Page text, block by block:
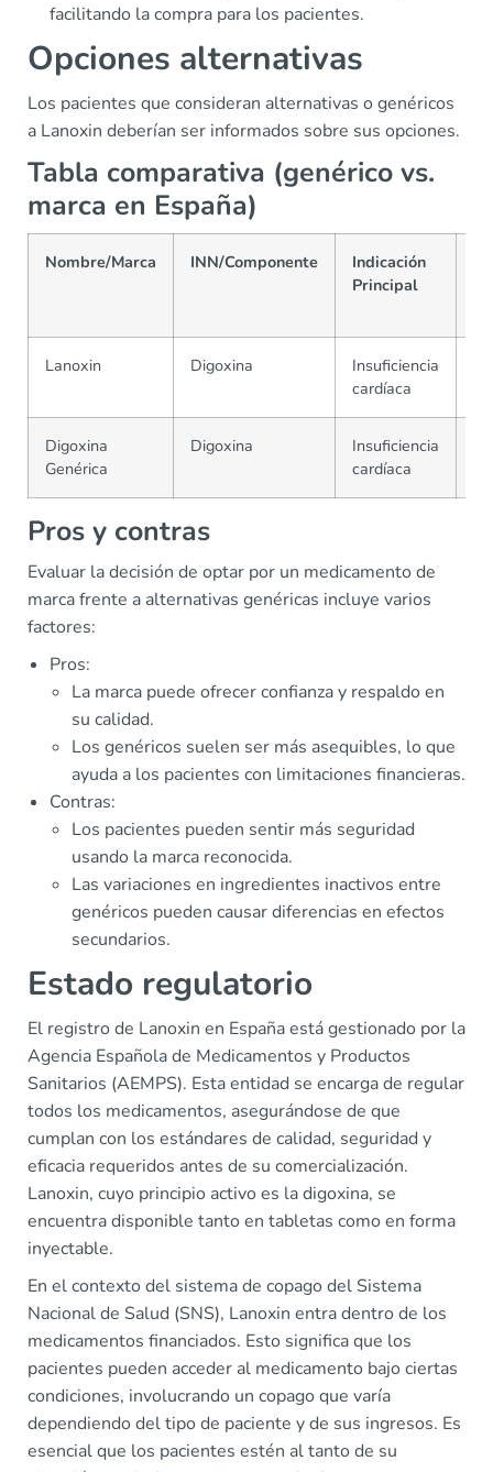
facilitando la compra para los pacientes.
Opciones alternativas
Los pacientes que consideran alternativas o genéricos
a Lanoxin deberían ser informados sobre sus opciones.
Tabla comparativa (genérico vs.
marca en España)
Nombre/Marca INN/Componente
Indicación
Principal
Lanoxin Digoxina
Insuficiencia
cardíaca
Digoxina
Genérica
Digoxina
Insuficiencia
cardíaca
Pros y contras
Evaluar la decisión de optar por un medicamento de
marca frente a alternativas genéricas incluye varios
factores:
Pros:
La marca puede ofrecer confianza y respaldo en
su calidad.
Los genéricos suelen ser más asequibles, lo que
ayuda a los pacientes con limitaciones financieras.
Contras:
Los pacientes pueden sentir más seguridad
usando la marca reconocida.
Las variaciones en ingredientes inactivos entre
genéricos pueden causar diferencias en efectos
secundarios.
Estado regulatorio
El registro de Lanoxin en España está gestionado por la
Agencia Española de Medicamentos y Productos
Sanitarios (AEMPS). Esta entidad se encarga de regular
todos los medicamentos, asegurándose de que
cumplan con los estándares de calidad, seguridad y
eficacia requeridos antes de su comercialización.
Lanoxin, cuyo principio activo es la digoxina, se
encuentra disponible tanto en tabletas como en forma
inyectable.
En el contexto del sistema de copago del Sistema
Nacional de Salud (SNS), Lanoxin entra dentro de los
medicamentos financiados. Esto significa que los
pacientes pueden acceder al medicamento bajo ciertas
condiciones, involucrando un copago que varía
dependiendo del tipo de paciente y de sus ingresos. Es
esencial que los pacientes estén al tanto de su